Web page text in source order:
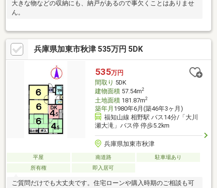
大きな物などの収納にも、納戸があるので事欠くことはありませ
ん。
兵庫県加東市秋津 535万円 5DK
535万円
間取り 5DK
建物面積57.54m2
土地面積181.87m2
築年月 1980年6月(築46年3ヶ月)
福知山線 相野駅 バス14分/「大川
瀬大滝」バス停 停歩5.2km
兵庫県加東市秋津
平屋 南道路
駐車場あり
所有権
即入居可
ご質問だけでも大丈夫です。住宅ローンや購入時期のご相談も可